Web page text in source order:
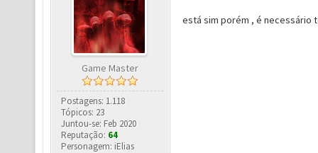
Game Master
Postagens: 1.118
Tópicos: 23
Juntou-se: Feb 2020
Reputação: 64
Personagem: iElias
está sim porém , é necessário